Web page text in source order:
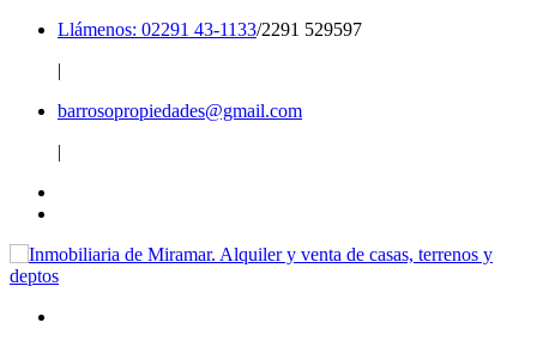
Llámenos: 02291 43-1133/2291 529597
|
barrosopropiedades@gmail.com
|